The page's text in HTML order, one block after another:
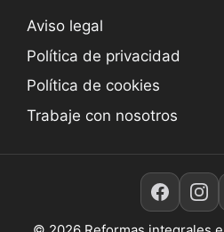
Aviso legal
Política de privacidad
Política de cookies
Trabaje con nosotros